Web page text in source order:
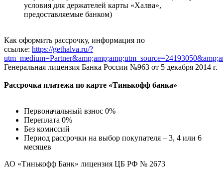
условия для держателей карты «Халва»,
предоставляемые банком)
Как оформить рассрочку, информация по
ссылке: https://gethalva.ru/?
Генеральная лицензия Банка России №963 от 5 декабря 2014 г.
Рассрочка платежа по карте «Тинькофф банка»
Первоначальный взнос 0%
Переплата 0%
Без комиссий
Период рассрочки на выбор покупателя – 3, 4 или 6
месяцев
АО «Тинькофф Банк» лицензия ЦБ РФ № 2673